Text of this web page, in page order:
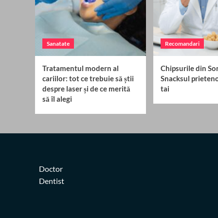
Sanatate
Tratamentul modern al
cariilor: tot ce trebuie să știi
despre laser și de ce merită
să îl alegi
Recomandari
Chipsurile din
Snacksul
tai
Doctor
Dentist